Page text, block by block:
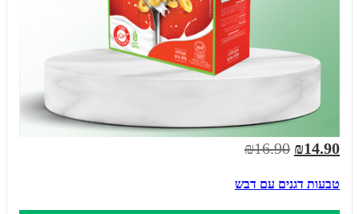
₪14.90
₪16.90
טבעות דגנים עם דבש